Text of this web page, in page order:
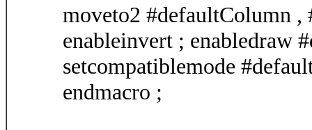
moveto2 #defaultColumn
enableinvert ; enabledraw
setcompatiblemode
endmacro ;